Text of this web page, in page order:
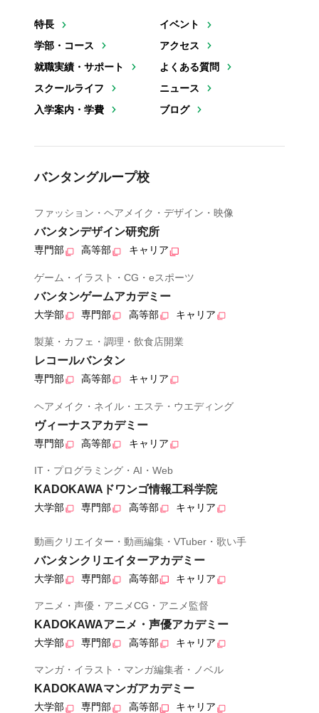
特長
学部・コース
就職実績・サポート
スクールライフ
入学案内・学費
イベント
アクセス
よくある質問
ニュース
ブログ
バンタングループ校
ファッション・ヘアメイク・デザイン・映像
バンタンデザイン研究所
専門部 高等部 キャリア
ゲーム・イラスト・CG・eスポーツ
バンタンゲームアカデミー
大学部 専門部 高等部 キャリア
製菓・カフェ・調理・飲食店開業
レコールバンタン
専門部 高等部 キャリア
ヘアメイク・ネイル・エステ・ウエディング
ヴィーナスアカデミー
専門部 高等部 キャリア
IT・プログラミング・AI・Web
KADOKAWAドワンゴ情報工科学院
大学部 専門部 高等部 キャリア
動画クリエイター・動画編集・VTuber・歌い手
バンタンクリエイターアカデミー
大学部 専門部 高等部 キャリア
アニメ・声優・アニメCG・アニメ監督
KADOKAWAアニメ・声優アカデミー
大学部 専門部 高等部 キャリア
マンガ・イラスト・マンガ編集者・ノベル
KADOKAWAマンガアカデミー
大学部 専門部 高等部 キャリア